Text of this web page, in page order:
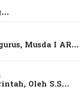
Musda I AR…
Oleh S.S…